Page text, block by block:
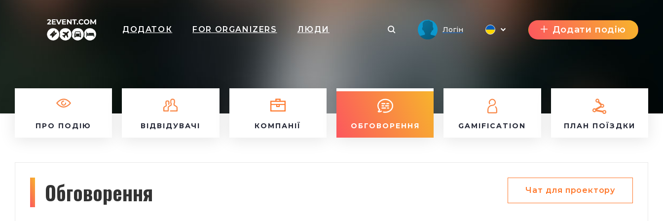
ДОДАТОК FOR ORGANIZERS ЛЮДИ Логін Додати подію
ПРО ПОДІЮ ВІДВІДУВАЧІ КОМПАНІЇ ОБГОВОРЕННЯ GAMIFICATION ПЛАН ПОЇЗДКИ
Обговорення Чат для проектору